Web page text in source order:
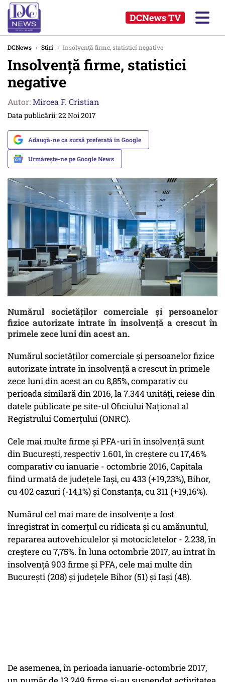
DCNews TV
DCNews › Stiri › Insolvenţă firme, statistici negative
Insolvenţă firme, statistici
negative
Autor:Mircea F. Cristian
Data publicării: 22 Noi 2017
Adaugă-ne ca sursă preferată în Google
Urmărește-ne pe Google News
Numărul societăţilor comerciale şi persoanelor
fizice autorizate intrate în insolvenţă a crescut în
primele zece luni din acest an.
Numărul societăţilor comerciale şi persoanelor fizice
autorizate intrate în insolvenţă a crescut în primele
zece luni din acest an cu 8,85%, comparativ cu
perioada similară din 2016, la 7.344 unităţi, reiese din
datele publicate pe site-ul Oficiului Naţional al
Registrului Comerţului (ONRC).
Cele mai multe firme şi PFA-uri în insolvenţă sunt
din Bucureşti, respectiv 1.601, în creştere cu 17,46%
comparativ cu ianuarie - octombrie 2016, Capitala
fiind urmată de judeţele Iaşi, cu 433 (+19,23%), Bihor,
cu 402 cazuri (-14,1%) şi Constanţa, cu 311 (+19,16%).
Numărul cel mai mare de insolvenţe a fost
înregistrat în comerţul cu ridicata şi cu amănuntul,
repararea autovehiculelor şi motocicletelor - 2.238, în
creştere cu 7,75%. În luna octombrie 2017, au intrat în
insolvenţă 903 firme şi PFA, cele mai multe din
Bucureşti (208) şi judeţele Bihor (51) şi Iaşi (48).
De asemenea, în perioada ianuarie-octombrie 2017,